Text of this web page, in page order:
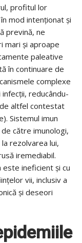
profitul lor
mod intenţionat şi
prevină, ne
mari şi aproape
paleative
în continuare de
complexe
reducându-
altfel contestat
Sistemul imun
către imunologi,
rezolvarea lui,
iremediabil.
este ineficient şi cu
vii, inclusiv a
şi deseori